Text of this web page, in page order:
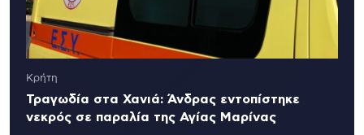
Κρήτη
Τραγωδία στα Χανιά: Άνδρας εντοπίστηκε
νεκρός σε παραλία της Αγίας Μαρίνας